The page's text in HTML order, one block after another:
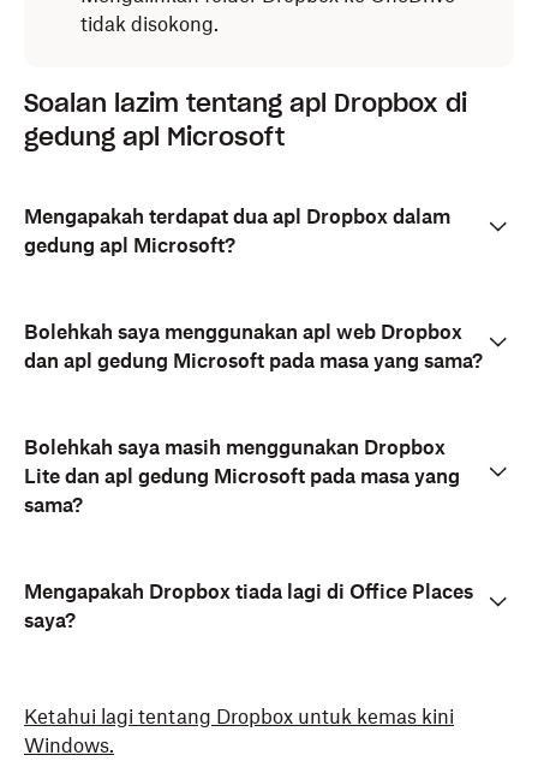
tidak disokong.
Soalan lazim tentang apl Dropbox di
gedung apl Microsoft
Mengapakah terdapat dua apl Dropbox dalam
gedung apl Microsoft?
Bolehkah saya menggunakan apl web Dropbox
dan apl gedung Microsoft pada masa yang sama?
Bolehkah saya masih menggunakan Dropbox
Lite dan apl gedung Microsoft pada masa yang
sama?
Mengapakah Dropbox tiada lagi di Office Places
saya?
Ketahui lagi tentang Dropbox untuk kemas kini
Windows.